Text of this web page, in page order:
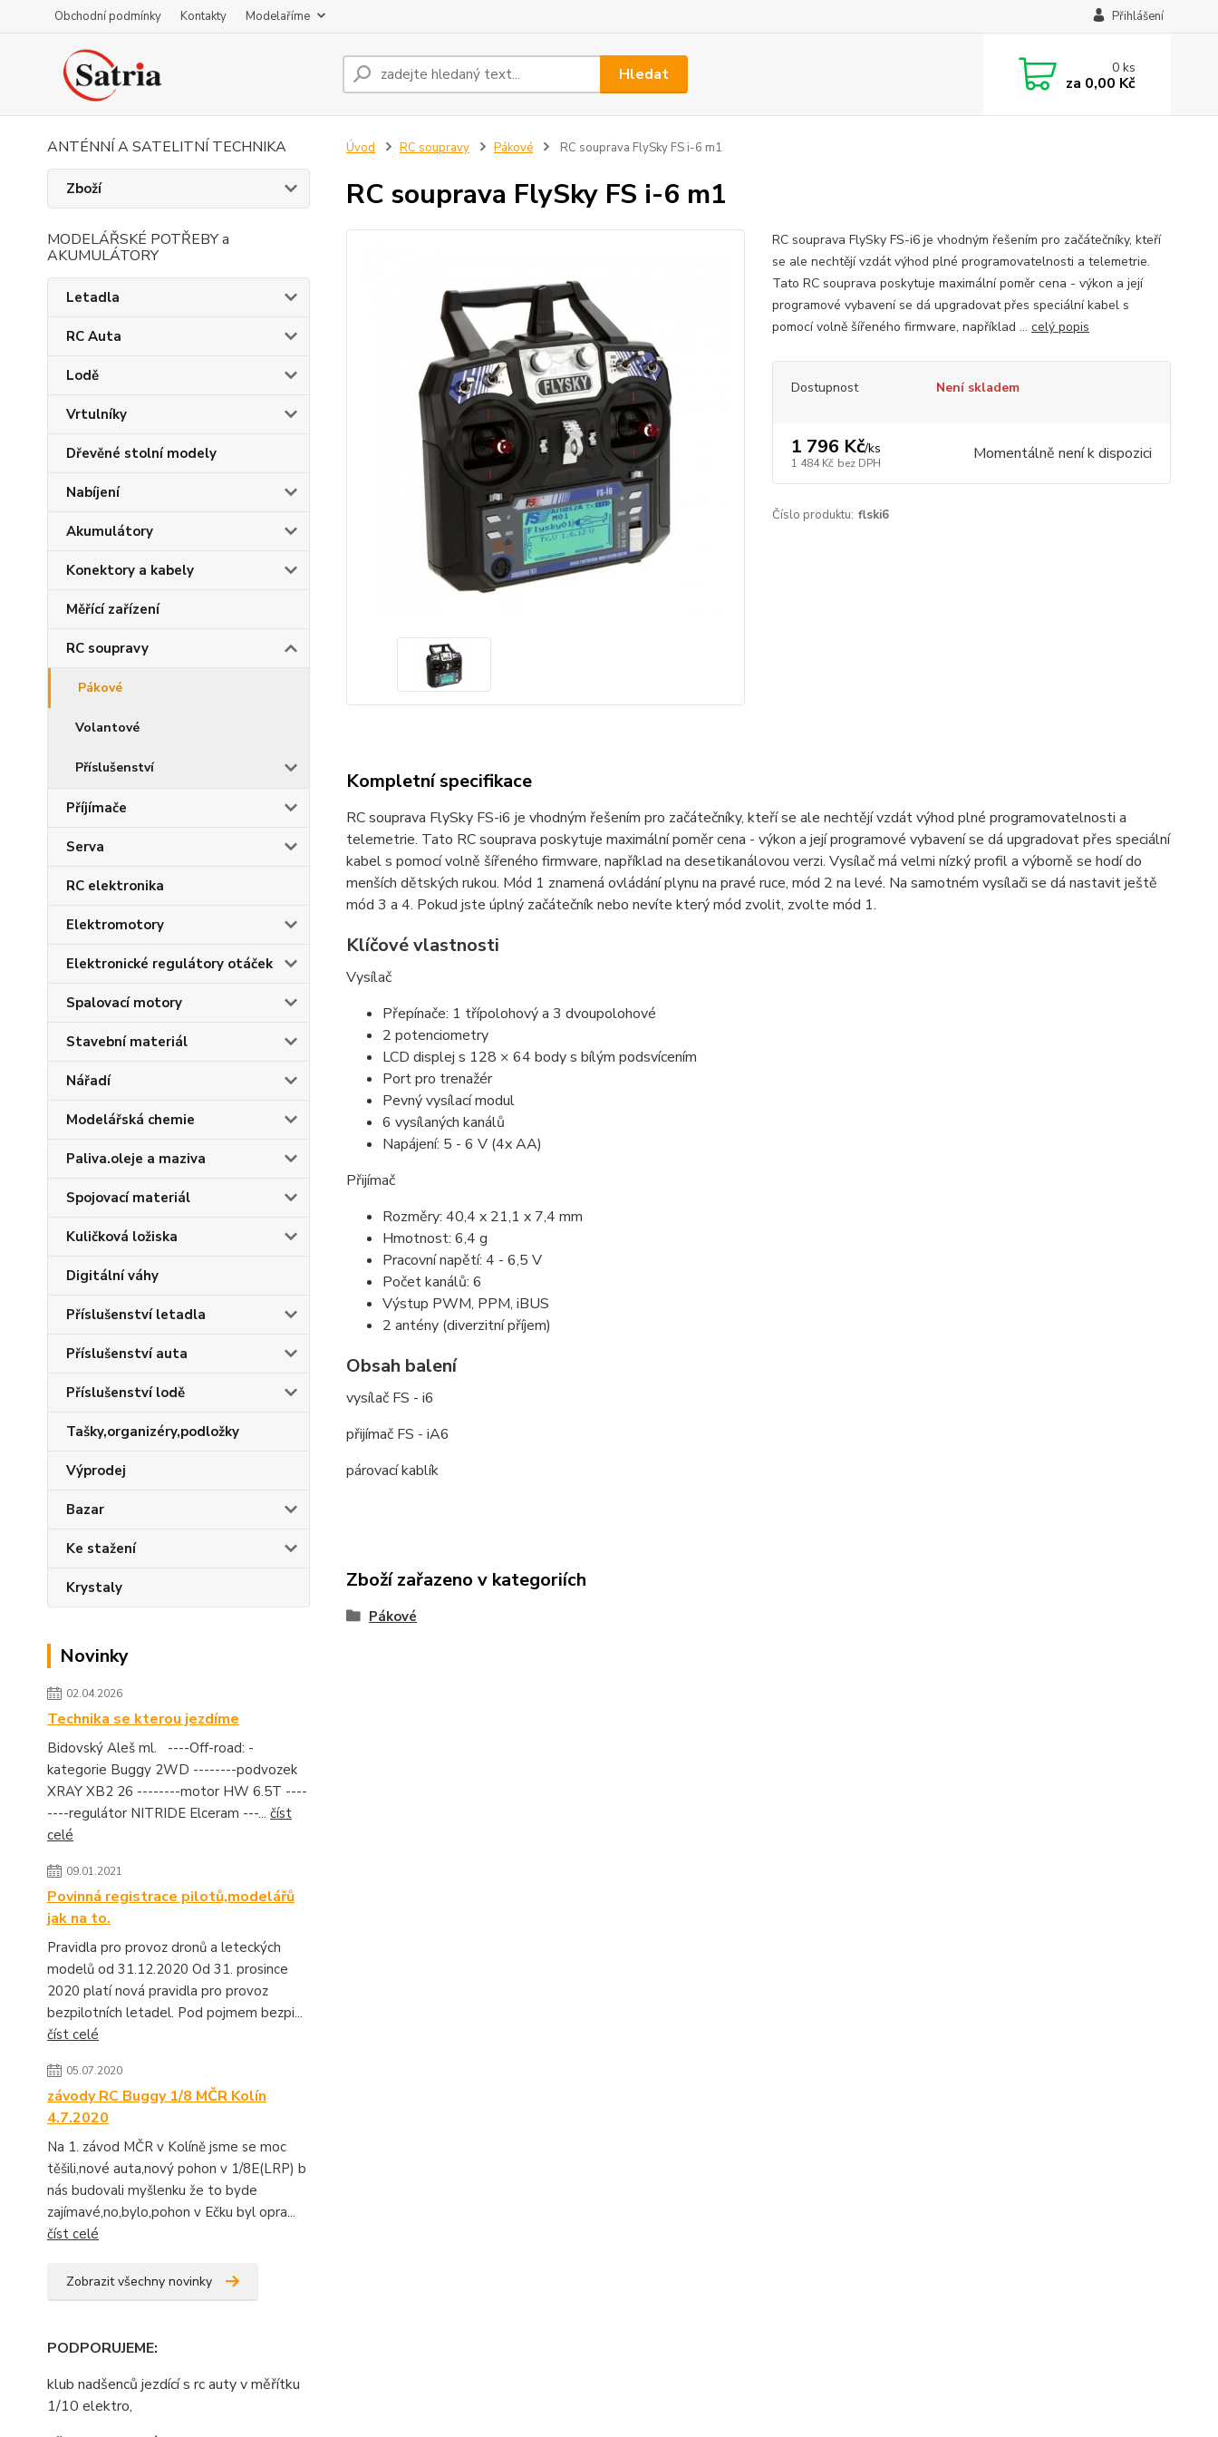
Obchodní podmínky Kontakty Modelaříme Přihlášení
Hledat 0ks
za 0,00 Kč
ANTÉNNÍ A SATELITNÍ TECHNIKA
Zboží
MODELÁŘSKÉ POTŘEBY a
AKUMULÁTORY
Letadla
RC Auta
Lodě
Vrtulníky
Dřevěné stolní modely
Nabíjení
Akumulátory
Konektory a kabely
Měřící zařízení
RC soupravy
Pákové
Volantové
Příslušenství
Příjímače
Serva
RC elektronika
Elektromotory
Elektronické regulátory otáček
Spalovací motory
Stavební materiál
Nářadí
Modelářská chemie
Paliva.oleje a maziva
Spojovací materiál
Kuličková ložiska
Digitální váhy
Příslušenství letadla
Příslušenství auta
Příslušenství lodě
Tašky,organizéry,podložky
Výprodej
Bazar
Ke stažení
Krystaly
Novinky
02.04.2026
Technika se kterou jezdíme
Bidovský Aleš ml. ----Off-road: -
kategorie Buggy 2WD --------podvozek
XRAY XB2 26 --------motor HW 6.5T ----
----regulátor NITRIDE Elceram ---... číst
celé
09.01.2021
Povinná registrace pilotů,modelářů
jak na to.
Pravidla pro provoz dronů a leteckých
modelů od 31.12.2020 Od 31. prosince
2020 platí nová pravidla pro provoz
bezpilotních letadel. Pod pojmem bezpi...
číst celé
05.07.2020
závody RC Buggy 1/8 MČR Kolín
4.7.2020
Na 1. závod MČR v Kolíně jsme se moc
těšili,nové auta,nový pohon v 1/8E(LRP) b
nás budovali myšlenku že to byde
zajímavé,no,bylo,pohon v Ečku byl opra...
číst celé
Zobrazit všechny novinky
PODPORUJEME:
klub nadšenců jezdící s rc auty v měřítku
1/10 elektro,
Úvod RC soupravy Pákové RC souprava FlySky FS i-6 m1
RC souprava FlySky FS i-6 m1
RC souprava FlySky FS-i6 je vhodným řešením pro začátečníky, kteří
se ale nechtějí vzdát výhod plné programovatelnosti a telemetrie.
Tato RC souprava poskytuje maximální poměr cena - výkon a její
programové vybavení se dá upgradovat přes speciální kabel s
pomocí volně šířeného firmware, například ... celý popis
Dostupnost Není skladem
1 796 Kč/ks
1 484 Kč bez DPH Momentálně není k dispozici
Číslo produktu: flski6
Kompletní specifikace
RC souprava FlySky FS-i6 je vhodným řešením pro začátečníky, kteří se ale nechtějí vzdát výhod plné programovatelnosti a
telemetrie. Tato RC souprava poskytuje maximální poměr cena - výkon a její programové vybavení se dá upgradovat přes speciální
kabel s pomocí volně šířeného firmware, například na desetikanálovou verzi. Vysílač má velmi nízký profil a výborně se hodí do
menších dětských rukou. Mód 1 znamená ovládání plynu na pravé ruce, mód 2 na levé. Na samotném vysílači se dá nastavit ještě
mód 3 a 4. Pokud jste úplný začátečník nebo nevíte který mód zvolit, zvolte mód 1.
Klíčové vlastnosti
Vysílač
Přepínače: 1 třípolohový a 3 dvoupolohové
2 potenciometry
LCD displej s 128 × 64 body s bílým podsvícením
Port pro trenažér
Pevný vysílací modul
6 vysílaných kanálů
Napájení: 5 - 6 V (4x AA)
Přijímač
Rozměry: 40,4 x 21,1 x 7,4 mm
Hmotnost: 6,4 g
Pracovní napětí: 4 - 6,5 V
Počet kanálů: 6
Výstup PWM, PPM, iBUS
2 antény (diverzitní příjem)
Obsah balení
vysílač FS - i6
přijímač FS - iA6
párovací kablík
Zboží zařazeno v kategoriích
Pákové